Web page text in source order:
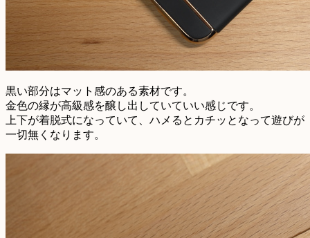
黒い部分はマット感のある素材です。
金色の縁が高級感を醸し出していていい感じです。
上下が着脱式になっていて、ハメるとカチッとなって遊びが
一切無くなります。